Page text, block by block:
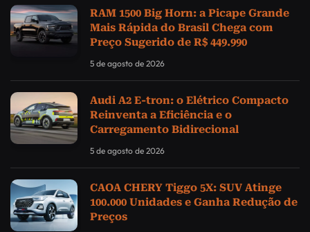
RAM 1500 Big Horn: a Picape Grande
Mais Rápida do Brasil Chega com
Preço Sugerido de R$ 449.990
5 de agosto de 2026
Audi A2 E-tron: o Elétrico Compacto
Reinventa a Eficiência e o
Carregamento Bidirecional
5 de agosto de 2026
CAOA CHERY Tiggo 5X: SUV Atinge
100.000 Unidades e Ganha Redução de
Preços